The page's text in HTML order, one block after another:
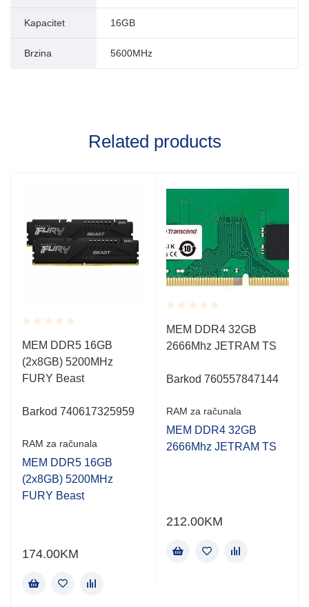
Kapacitet 16GB
Brzina 5600MHz
Related products
Rated
0.001
out
of
5
MEM DDR5 16GB
(2x8GB) 5200MHz
FURY Beast
Barkod 740617325959
RAM za računala
MEM DDR5 16GB
(2x8GB) 5200MHz
FURY Beast
174.00KM
Rated
0.001
out
MEM DDR4 32GB
2666Mhz JETRAM TS
Barkod 760557847144
RAM za računala
MEM DDR4 32GB
2666Mhz JETRAM TS
212.00KM